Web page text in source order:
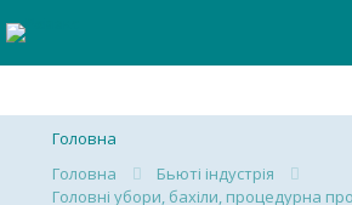
Головна
Головна
Бьюті індустрія
Головні убори, бахіли, процедурна